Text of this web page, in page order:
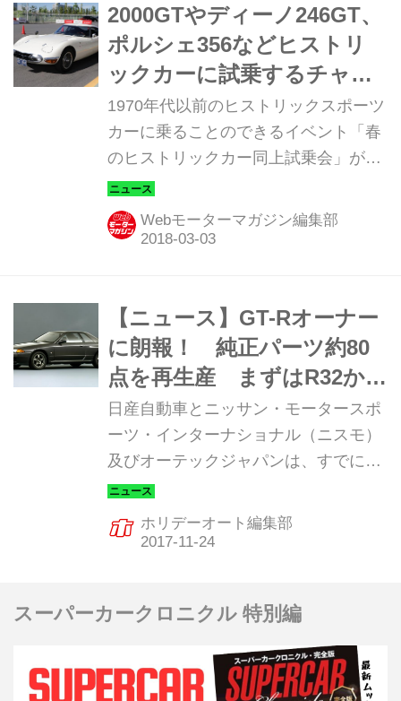
2000GTやディーノ246GT、
ポルシェ356などヒストリ
ックカーに試乗するチャン
ス。3月10・11日にメガウェ
ブでイベント開催
1970年代以前のヒストリックスポーツ
カーに乗ることのできるイベント「春
のヒストリックカー同上試乗会」が、
2018年3月10・11日の2日間、東京お
台場にあるトヨタ自動車の複合施設メ
ガウェブで開催される。
Webモーターマガジン編集部
【ニュース】GT-Rオーナー
に朗報！ 純正パーツ約80
点を再生産 まずはR32か
ら 2017年11月24日
日産自動車とニッサン・モータースポ
ーツ・インターナショナル（ニスモ）
及びオーテックジャパンは、すでに製
造廃止となっていた純正部品を
「NISMOヘリテージパーツ」として再
生産し、12月1日より発売すると発表
ホリデーオート編集部
スーパーカークロニクル 特別編